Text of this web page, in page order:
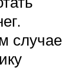
случае